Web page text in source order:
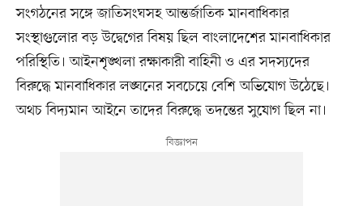
সংগঠনের সঙ্গে জাতিসংঘসহ আন্তর্জাতিক মানবাধিকার
সংস্থাগুলোর বড় উদ্বেগের বিষয় ছিল বাংলাদেশের মানবাধিকার
পরিস্থিতি। আইনশৃঙ্খলা রক্ষাকারী বাহিনী ও এর সদস্যদের
বিরুদ্ধে মানবাধিকার লঙ্ঘনের সবচেয়ে বেশি অভিযোগ উঠেছে।
অথচ বিদ্যমান আইনে তাদের বিরুদ্ধে তদন্তের সুযোগ ছিল না।